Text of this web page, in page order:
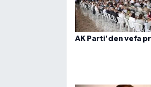
AK Parti'den vefa